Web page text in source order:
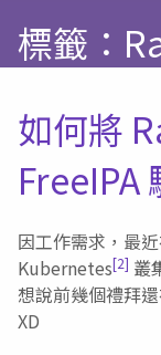
標籤：
如何將
FreeIPA
因工作需求，最
Kubernetes[2] 叢
想說前幾個禮拜
XD